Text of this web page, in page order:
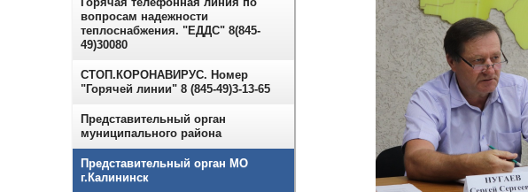
вопросам надежности
теплоснабжения. "ЕДДС" 8(845-
49)30080
СТОП.КОРОНАВИРУС. Номер
"Горячей линии" 8 (845-49)3-13-65
Представительный орган
муниципального района
Представительный орган МО
г.Калининск